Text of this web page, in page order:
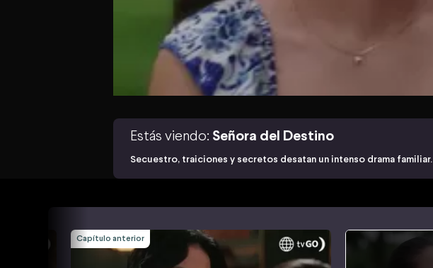
Estás viendo: Señora del Destino
Secuestro, traiciones y secretos desatan un intenso drama familiar.
Capítulo anterior